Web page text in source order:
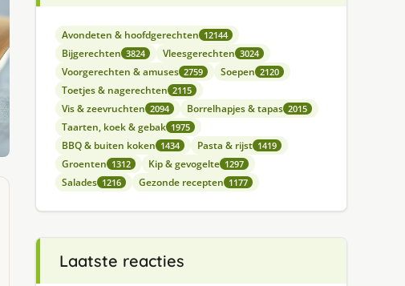
Avondeten & hoofdgerechten 12144
Bijgerechten 3824 Vleesgerechten 3024
Voorgerechten & amuses 2759 Soepen 2120
Toetjes & nagerechten 2115
Vis & zeevruchten 2094 Borrelhapjes & tapas 2015
Taarten, koek & gebak 1975
BBQ & buiten koken 1434 Pasta & rijst 1419
Groenten 1312 Kip & gevogelte 1297
Salades 1216 Gezonde recepten 1177
Laatste reacties